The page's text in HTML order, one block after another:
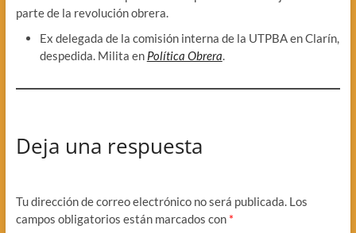
parte de la revolución obrera.
Ex delegada de la comisión interna de la UTPBA en Clarín,
despedida. Milita en Política Obrera.
Deja una respuesta
Tu dirección de correo electrónico no será publicada. Los
campos obligatorios están marcados con *